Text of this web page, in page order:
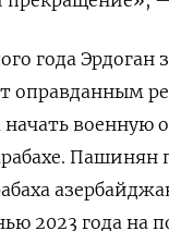
года Эрдоган
оправданным
военную
Пашинян
2023 года на